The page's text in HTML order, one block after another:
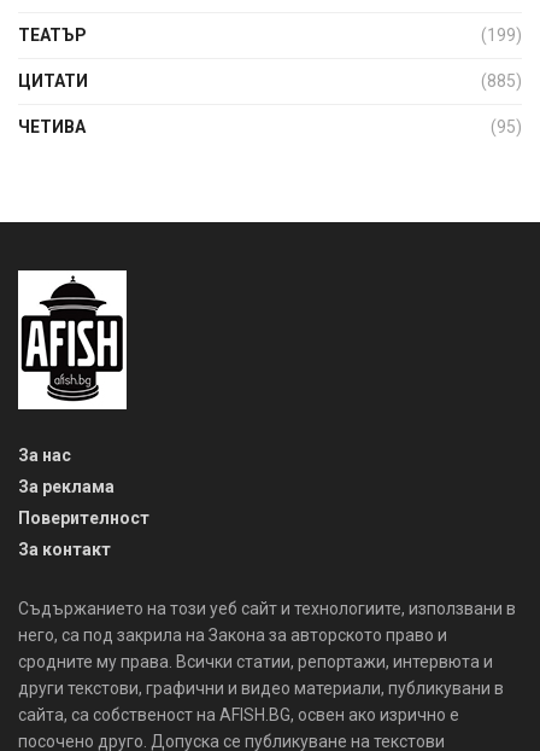
ТЕАТЪР (199)
ЦИТАТИ (885)
ЧЕТИВА (95)
За нас
За реклама
Поверителност
За контакт
Съдържанието на този уеб сайт и технологиите, използвани в
него, са под закрила на Закона за авторското право и
сродните му права. Всички статии, репортажи, интервюта и
други текстови, графични и видео материали, публикувани в
сайта, са собственост на AFISH.BG, освен ако изрично е
посочено друго. Допуска се публикуване на текстови